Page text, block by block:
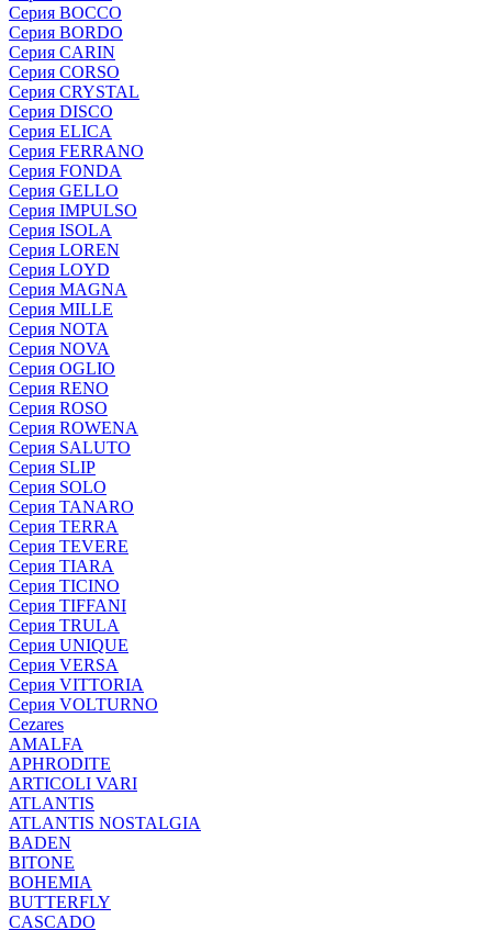
Серия BOCCO
Серия BORDO
Серия CARIN
Серия CORSO
Серия CRYSTAL
Серия DISCO
Серия ELICA
Серия FERRANO
Серия FONDA
Серия GELLO
Серия IMPULSO
Серия ISOLA
Серия LOREN
Серия LOYD
Серия MAGNA
Серия MILLE
Серия NOTA
Серия NOVA
Серия OGLIO
Серия RENO
Серия ROSO
Серия ROWENA
Серия SALUTO
Серия SLIP
Серия SOLO
Серия TANARO
Серия TERRA
Серия TEVERE
Серия TIARA
Серия TICINO
Серия TIFFANI
Серия TRULA
Серия UNIQUE
Серия VERSA
Серия VITTORIA
Серия VOLTURNO
Cezares
AMALFA
APHRODITE
ARTICOLI VARI
ATLANTIS
ATLANTIS NOSTALGIA
BADEN
BITONE
BOHEMIA
BUTTERFLY
CASCADO